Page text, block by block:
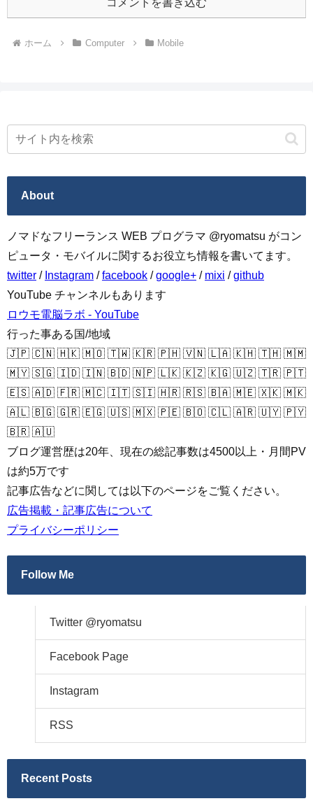
コメントを書き込む
ホーム Computer Mobile
About
ノマドなフリーランス WEB プログラマ @ryomatsu がコン
ピュータ・モバイルに関するお役立ち情報を書いてます。
twitter / Instagram /facebook /google+ / mixi /github
YouTube チャンネルもあります
ロウモ電脳ラボ - YouTube
行った事ある国/地域
🇯🇵 🇨🇳 🇭🇰 🇲🇴 🇹🇼 🇰🇷 🇵🇭 🇻🇳 🇱🇦 🇰🇭 🇹🇭 🇲🇲
🇲🇾 🇸🇬 🇮🇩 🇮🇳 🇧🇩 🇳🇵 🇱🇰 🇰🇿 🇰🇬 🇺🇿 🇹🇷 🇵🇹
🇪🇸 🇦🇩 🇫🇷 🇲🇨 🇮🇹 🇸🇮 🇭🇷 🇷🇸 🇧🇦 🇲🇪 🇽🇰 🇲🇰
🇦🇱 🇧🇬 🇬🇷 🇪🇬 🇺🇸 🇲🇽 🇵🇪 🇧🇴 🇨🇱 🇦🇷 🇺🇾 🇵🇾
🇧🇷 🇦🇺
ブログ運営歴は20年、現在の総記事数は4500以上・月間PV
は約5万です
記事広告などに関しては以下のページをご覧ください。
広告掲載・記事広告について
プライバシーポリシー
Follow Me
Twitter @ryomatsu
Facebook Page
Instagram
RSS
Recent Posts